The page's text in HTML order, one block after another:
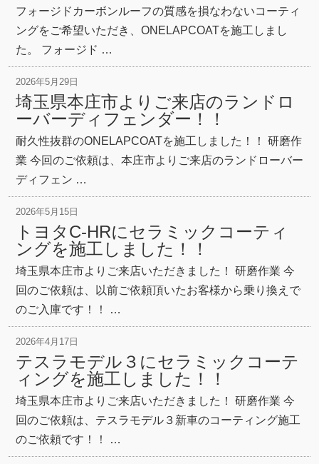
フォージドカーボンルーフの質感を損なわないコーティ
ングをご希望いただき、ONELAPCOATを施工しまし
た。 フォージド …
2026年5月29日
埼玉県本庄市よりご来店のランドロ
ーバーディフェンダー！！
耐久性抜群のONELAPCOATを施工しました！！ 研磨作
業 今回のご依頼は、本庄市よりご来店のランドローバー
ディフェン …
2026年5月15日
トヨタC-HRにセラミックコーティ
ングを施工しました！！
埼玉県本庄市よりご来店いただきました！ 研磨作業 今
回のご依頼は、以前ご依頼頂いたお客様から乗り換えで
のご入庫です！！ …
2026年4月17日
テスラモデル３にセラミックコーテ
ィングを施工しました！！
埼玉県本庄市よりご来店いただきました！ 研磨作業 今
回のご依頼は、テスラモデル３新車のコーティング施工
のご依頼です！！ …